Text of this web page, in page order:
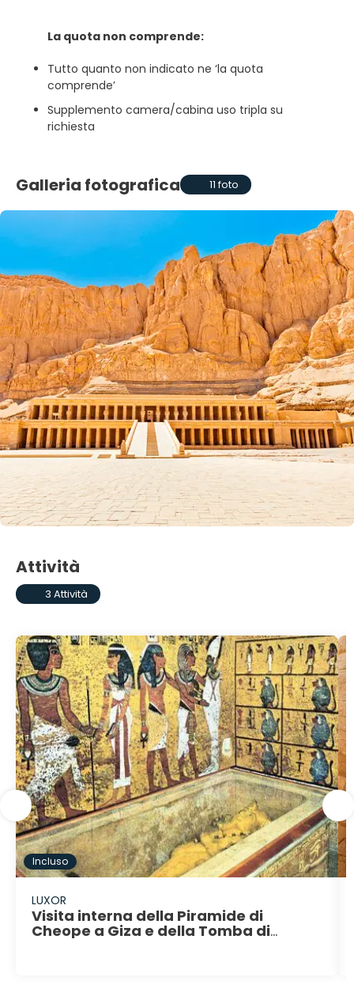
La quota non comprende:
Tutto quanto non indicato ne ‘la quota
comprende’
Supplemento camera/cabina uso tripla su
richiesta
Galleria fotografica 11 foto
Attività
3 Attività
Incluso
LUXOR
Visita interna della Piramide di
Cheope a Giza e della Tomba di